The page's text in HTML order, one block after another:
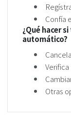
Confía
¿Qué hacer
automático?
Otras